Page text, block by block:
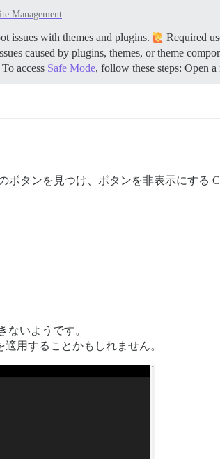
Management
issues with themes and plugins.
Required
caused by plugins, themes, or theme
To access Safe Mode, follow these steps: Open
タンを見つけ、ボタンを非表示にする
ないようです。
用することかもしれません。